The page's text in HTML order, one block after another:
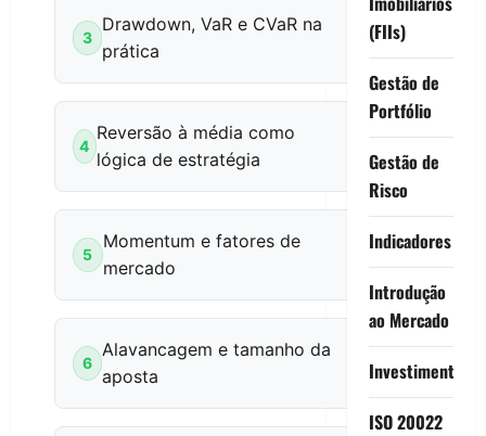
3
Drawdown, VaR e CVaR na
prática
4
Reversão à média como
lógica de estratégia
5
Momentum e fatores de
mercado
6
Alavancagem e tamanho da
aposta
(FIIs)
Gestão de
Portfólio
Gestão de
Risco
Indicadores
Introdução
ao Mercado
Investimentos
ISO 20022